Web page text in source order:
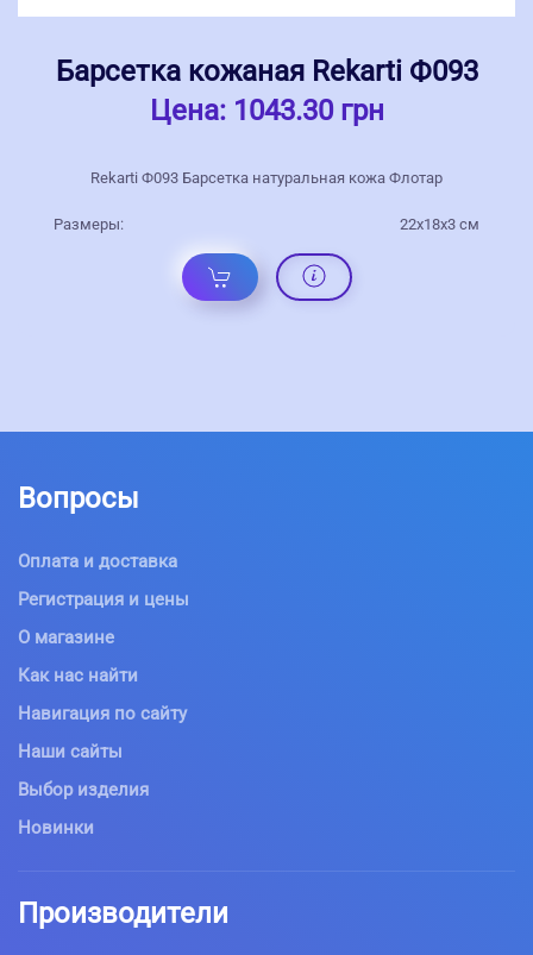
Барсетка кожаная Rekarti Ф093
Цена: 1043.30 грн
Rekarti Ф093 Барсетка натуральная кожа Флотар
Размеры: 22х18х3 см
Вопросы
Оплата и доставка
Регистрация и цены
О магазине
Как нас найти
Навигация по сайту
Наши сайты
Выбор изделия
Новинки
Производители